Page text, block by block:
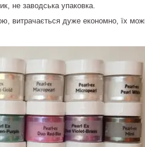
не заводська упаковка.
витрачається дуже економно, їх